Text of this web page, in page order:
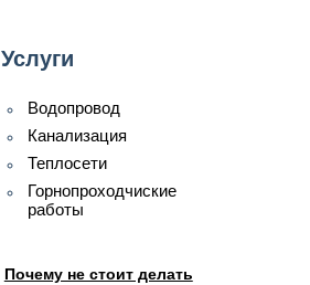
Услуги
Водопровод
Канализация
Теплосети
Горнопроходчиские
работы
Почему не стоит делать